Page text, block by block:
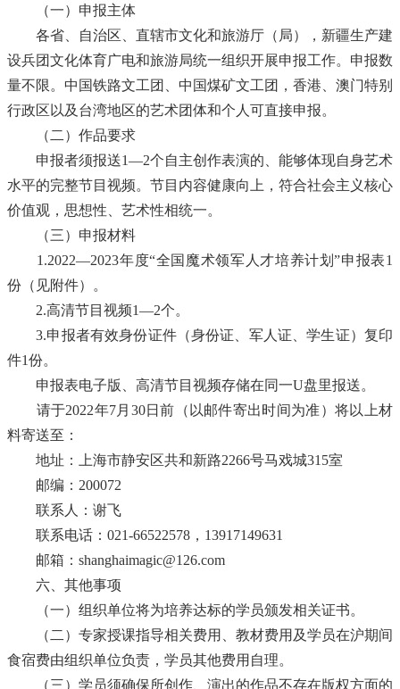
（一）申报主体
各省 、自治区、直辖市文化和旅游厅（局），新疆生产建
设兵团文化体育广电和旅游局统一组织开展申报工作。 申报数
量不限。 中国铁路文工团、 中国煤矿文工团，香港、澳门特别
行政区以及台湾地区的艺术团体和个人可直接申报。
（二）作品要求
申报者须报送1—2个自主创作表演的、能够体现自身艺术
水平的完整节目 视频。 节目内容健康向上，符合社会主义核心
价值观，思想性、艺术性相统一。
（三） 申报材料
1.2022—2023年度“全国魔术领军人才培养计划”申报表1
份（见附件）。
2.高清节目 视频1—2个。
3.申报者有效身份证件（身份证、军人证、学生证）复印
件1份。
申报表电子版 高清节目视频存储在同一U盘里报送。
请于2022年7月 30日前 （以邮件寄出时间为准）将以上材
料寄送至 ：
地址： 上海市静安区共和新路2266号马戏城315室
邮编： 200072
联系 人： 谢飞
联系电话： 021-66522578 ， 13917149631
邮箱： shanghaimagic@126.com
六、 其他事项
（一） 组织单位将为培养达标的学员颁发相关证书。
（二）专家授课指导相关费用 、教材费用及学员在沪期间
食宿费由组织单位负责， 学员其他费用 自理。
（三） 学员须确保所创作、演出的作品不存在版权方面的